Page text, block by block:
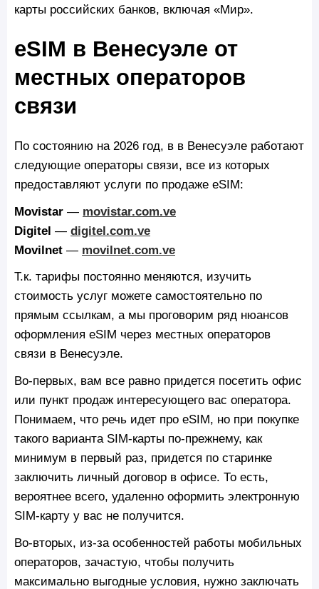
карты российских банков, включая «Мир».
eSIM в Венесуэле от
местных операторов
связи
По состоянию на 2026 год, в в Венесуэле работают
следующие операторы связи, все из которых
предоставляют услуги по продаже eSIM:
Movistar — movistar.com.ve
Digitel — digitel.com.ve
Movilnet — movilnet.com.ve
Т.к. тарифы постоянно меняются, изучить
стоимость услуг можете самостоятельно по
прямым ссылкам, а мы проговорим ряд нюансов
оформления eSIM через местных операторов
связи в Венесуэле.
Во-первых, вам все равно придется посетить офис
или пункт продаж интересующего вас оператора.
Понимаем, что речь идет про eSIM, но при покупке
такого варианта SIM-карты по-прежнему, как
минимум в первый раз, придется по старинке
заключить личный договор в офисе. То есть,
вероятнее всего, удаленно оформить электронную
SIM-карту у вас не получится.
Во-вторых, из-за особенностей работы мобильных
операторов, зачастую, чтобы получить
максимально выгодные условия, нужно заключать